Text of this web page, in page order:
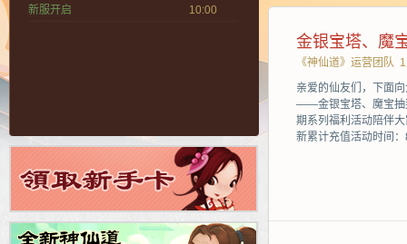
新服开启 10:00
金银宝塔、魔
《神仙道》运营团队
亲爱的仙友们，下面
——金银宝塔、魔宝抽
期系列福利活动陪伴
新累计充值活动时间